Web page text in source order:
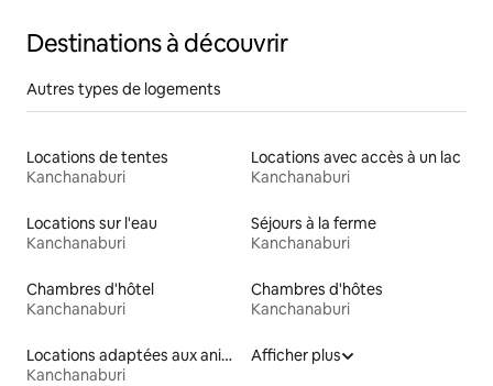
Destinations à découvrir
Autres types de logements
Locations de tentes
Kanchanaburi
Locations avec accès à un lac
Kanchanaburi
Locations sur l'eau
Kanchanaburi
Séjours à la ferme
Kanchanaburi
Chambres d'hôtel
Kanchanaburi
Chambres d'hôtes
Kanchanaburi
Locations adaptées aux animaux
Kanchanaburi
Afficher plus